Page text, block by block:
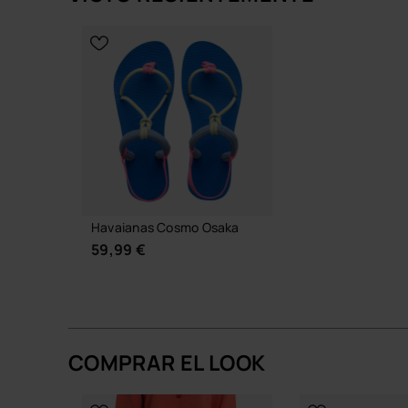
SELECCIONA TALLA
Havaianas Cosmo Osaka
59,99 €
COMPRAR EL LOOK